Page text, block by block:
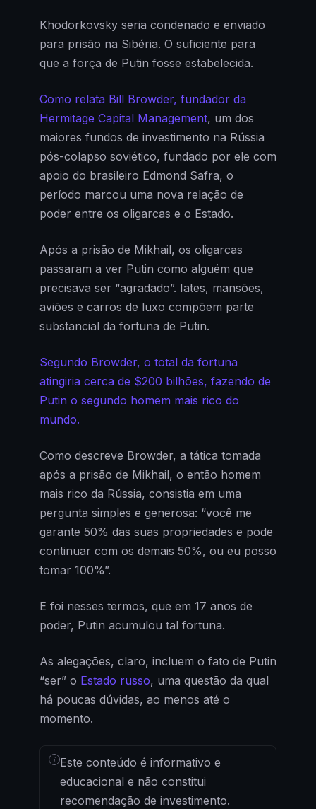
Khodorkovsky seria condenado e enviado
para prisão na Sibéria. O suficiente para
que a força de Putin fosse estabelecida.
Como relata Bill Browder, fundador da
Hermitage Capital Management, um dos
maiores fundos de investimento na Rússia
pós-colapso soviético, fundado por ele com
apoio do brasileiro Edmond Safra, o
período marcou uma nova relação de
poder entre os oligarcas e o Estado.
Após a prisão de Mikhail, os oligarcas
passaram a ver Putin como alguém que
precisava ser “agradado”. Iates, mansões,
aviões e carros de luxo compõem parte
substancial da fortuna de Putin.
Segundo Browder, o total da fortuna
atingiria cerca de $200 bilhões, fazendo de
Putin o segundo homem mais rico do
mundo.
Como descreve Browder, a tática tomada
após a prisão de Mikhail, o então homem
mais rico da Rússia, consistia em uma
pergunta simples e generosa: “você me
garante 50% das suas propriedades e pode
continuar com os demais 50%, ou eu posso
tomar 100%”.
E foi nesses termos, que em 17 anos de
poder, Putin acumulou tal fortuna.
As alegações, claro, incluem o fato de Putin
“ser” o Estado russo, uma questão da qual
há poucas dúvidas, ao menos até o
momento.
i Este conteúdo é informativo e
educacional e não constitui
recomendação de investimento.